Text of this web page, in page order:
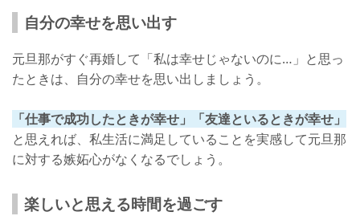
自分の幸せを思い出す
元旦那がすぐ再婚して「私は幸せじゃないのに…」と思っ
たときは、自分の幸せを思い出しましょう。
「仕事で成功したときが幸せ」「友達といるときが幸せ」
と思えれば、私生活に満足していることを実感して元旦那
に対する嫉妬心がなくなるでしょう。
楽しいと思える時間を過ごす